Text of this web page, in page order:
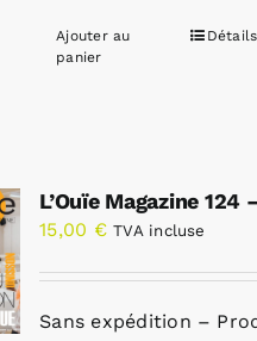
Ajouter au
panier
Détails
L’Ouïe Magazine 124
15,00 € TVA incluse
Sans expédition –